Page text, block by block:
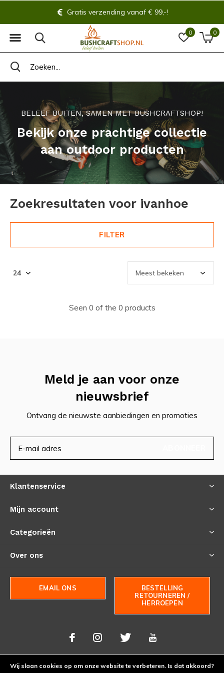
0 0
Gratis verzending vanaf € 99,-!
BELEEF BUITEN, SAMEN MET BUSHCRAFTSHOP!
Bekijk onze prachtige collectie
aan outdoor producten
Zoekresultaten voor ivanhoe
FILTER
Seen 0 of the 0 products
Meld je aan voor onze
nieuwsbrief
Ontvang de nieuwste aanbiedingen en promoties
Klantenservice
Mijn account
Categorieën
Over ons
EMAIL ONS
BESTELLING
RETOURNEREN /
HERROEPEN
Wij slaan cookies op om onze website te verbeteren. Is dat akkoord?